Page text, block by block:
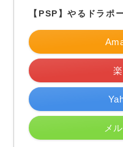
【PSP】やるドラポ
メ